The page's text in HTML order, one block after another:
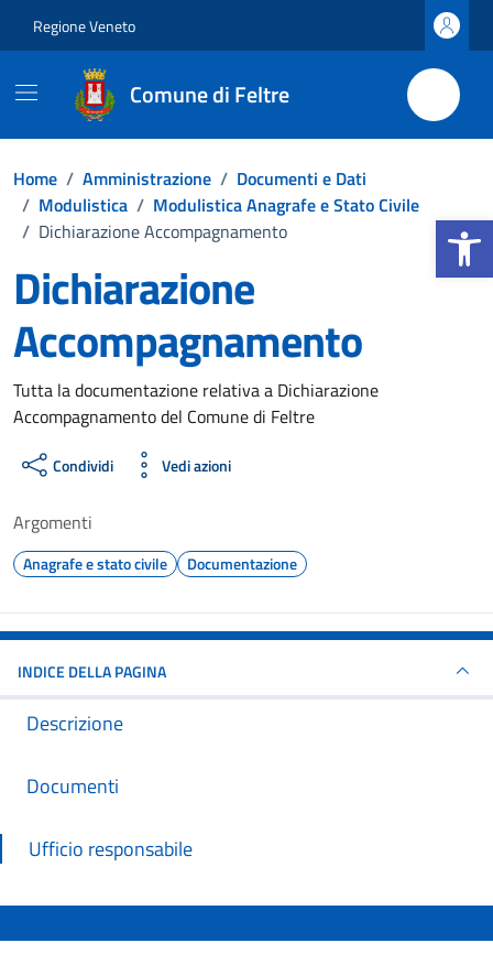
Apri la
Regione Veneto
Comune di Feltre
Home / Amministrazione / Documenti e Dati
/ Modulistica / Modulistica Anagrafe e Stato Civile
/ Dichiarazione Accompagnamento
Dichiarazione
Accompagnamento
Dettagli del documento
Tutta la documentazione relativa a Dichiarazione
Accompagnamento del Comune di Feltre
Condividi Vedi azioni
Argomenti
Anagrafe e stato civile Documentazione
INDICE DELLA PAGINA
Descrizione
Documenti
Ufficio responsabile